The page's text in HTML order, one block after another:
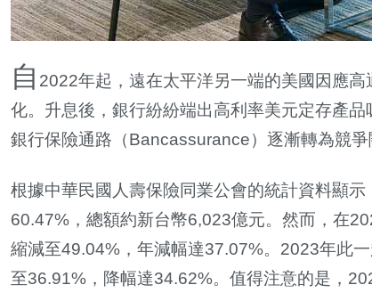
自 2022年起，遠在太平洋另一端的美國因應
化。升息後，銀行紛紛端出高利率美元定存產
銀行保險通路（Bancassurance）逐漸轉為競爭
根據中華民國人壽保險同業公會的統計資料顯
60.47%，總額約新台幣6,023億元。然而，在
縮減至49.04%，年減幅達37.07%。2023年此
至36.91%，降幅達34.62%。值得注意的是，